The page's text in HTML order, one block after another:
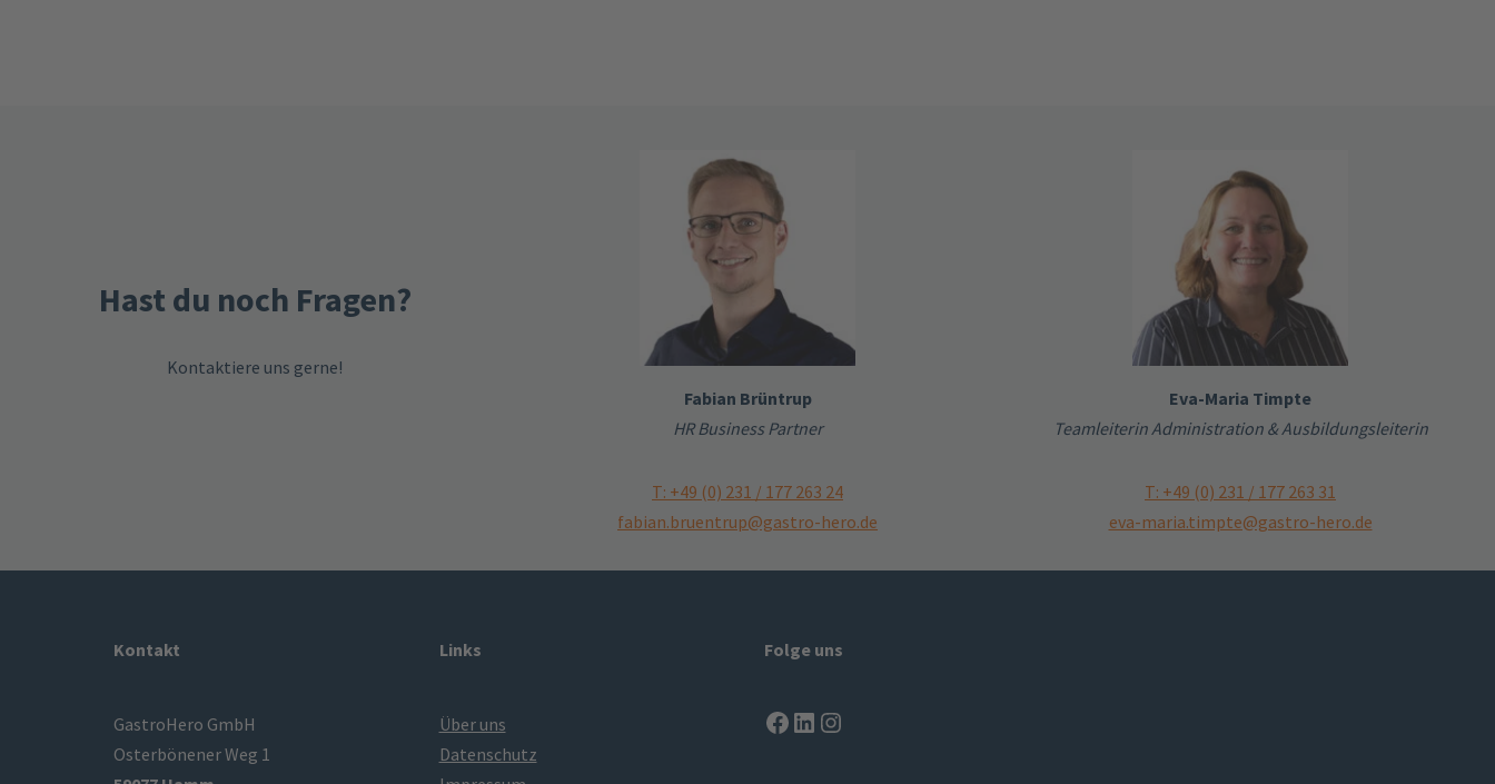
Hast du noch Fragen?
Kontaktiere uns gerne!
Fabian Brüntrup
HR Business Partner
T: +49 (0) 231 / 177 263 24
fabian.bruentrup@gastro-hero.de
Eva-Maria Timpte
Teamleiterin Administration & Ausbildungsleiterin
T: +49 (0) 231 / 177 263 31
eva-maria.timpte@gastro-hero.de
Kontakt
GastroHero GmbH
Osterbönener Weg 1
Links
Über uns
Datenschutz
Folge uns